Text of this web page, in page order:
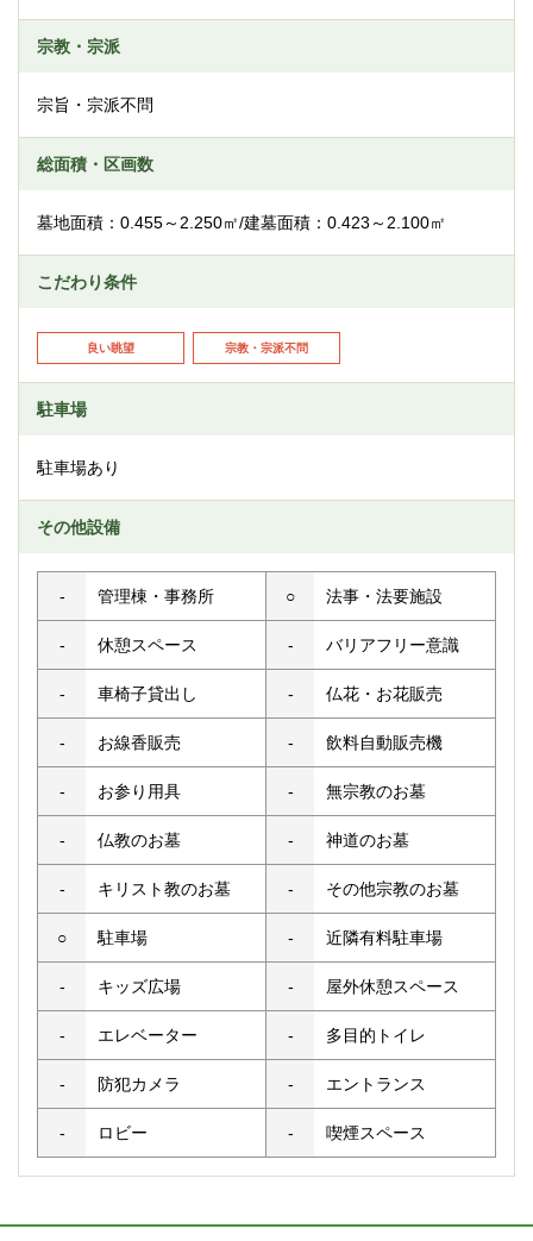
宗教・宗派
宗旨・宗派不問
総面積・区画数
墓地面積：0.455～2.250㎡/建墓面積：0.423～2.100㎡
こだわり条件
良い眺望 宗教・宗派不問
駐車場
駐車場あり
その他設備
- 管理棟・事務所 ○ 法事・法要施設
- 休憩スペース - バリアフリー意識
- 車椅子貸出し - 仏花・お花販売
- お線香販売 - 飲料自動販売機
- お参り用具 - 無宗教のお墓
- 仏教のお墓 - 神道のお墓
- キリスト教のお墓 - その他宗教のお墓
○ 駐車場 - 近隣有料駐車場
- キッズ広場 - 屋外休憩スペース
- エレベーター - 多目的トイレ
- 防犯カメラ - エントランス
- ロビー - 喫煙スペース